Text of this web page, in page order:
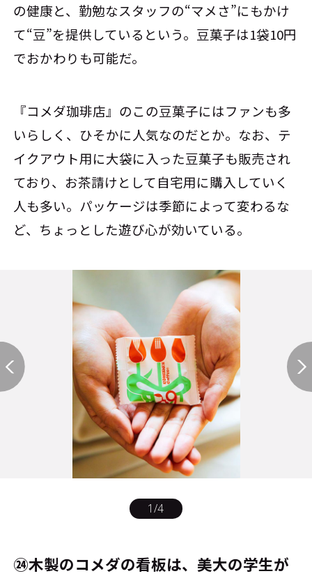
の健康と、勤勉なスタッフの“マメさ”にもかけ
て“豆”を提供しているという。豆菓子は1袋10円
でおかわりも可能だ。
『コメダ珈琲店』のこの豆菓子にはファンも多
いらしく、ひそかに人気なのだとか。なお、テ
イクアウト用に大袋に入った豆菓子も販売され
ており、お茶請けとして自宅用に購入していく
人も多い。パッケージは季節によって変わるな
ど、ちょっとした遊び心が効いている。
1/4
㉔木製のコメダの看板は、美大の学生が